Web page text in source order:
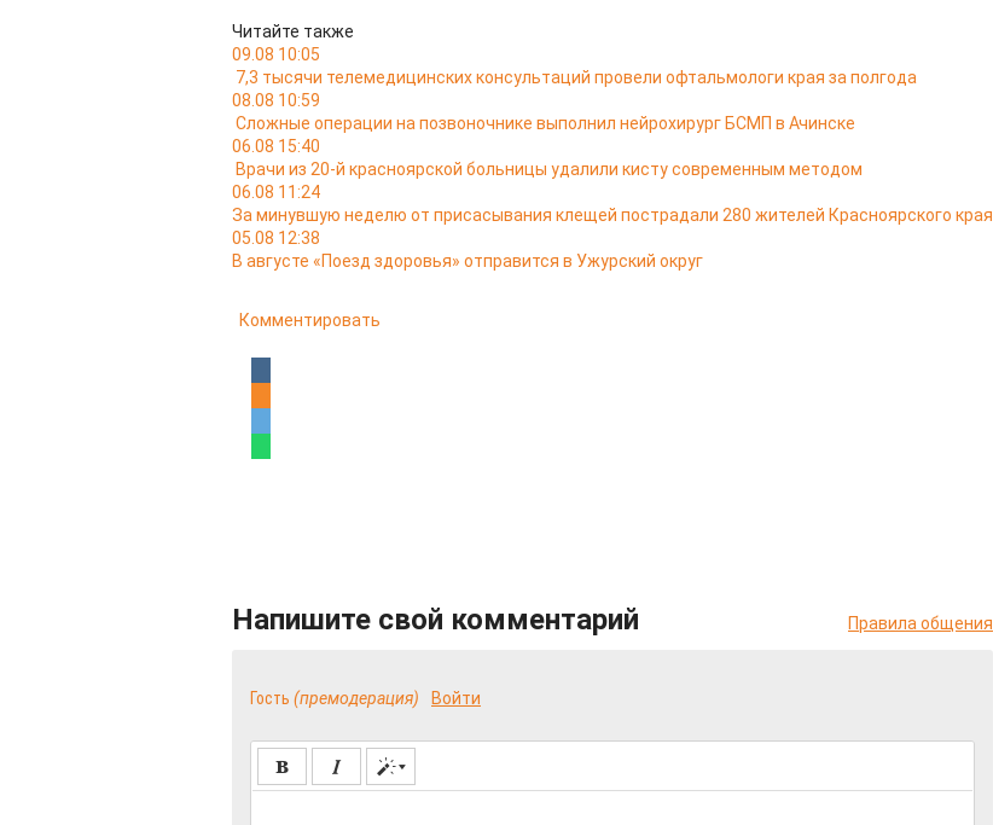
Читайте также
09.08 10:05
7,3 тысячи телемедицинских консультаций провели офтальмологи края за полгода
08.08 10:59
Сложные операции на позвоночнике выполнил нейрохирург БСМП в Ачинске
06.08 15:40
Врачи из 20-й красноярской больницы удалили кисту современным методом
06.08 11:24
За минувшую неделю от присасывания клещей пострадали 280 жителей Красноярского края
05.08 12:38
В августе «Поезд здоровья» отправится в Ужурский округ
Комментировать
Напишите свой комментарий Правила общения
Гость (премодерация) Войти